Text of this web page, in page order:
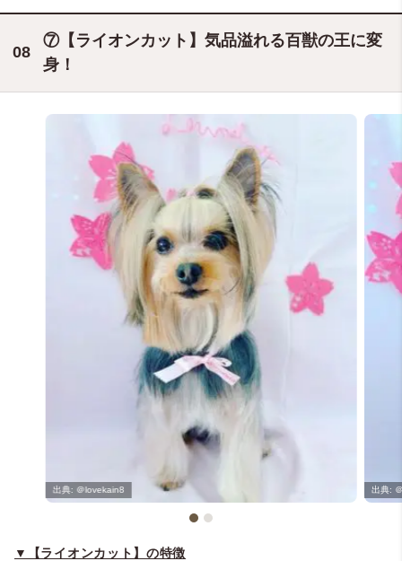
⑦【ライオンカット】気品溢れる百獣の王に変
身！
＠lovekain8
▼【ライオンカット】の特徴